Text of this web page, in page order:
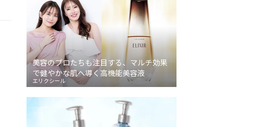
美容のプロたちも注目する、マルチ効果
で健やかな肌へ導く高機能美容液
エリクシール